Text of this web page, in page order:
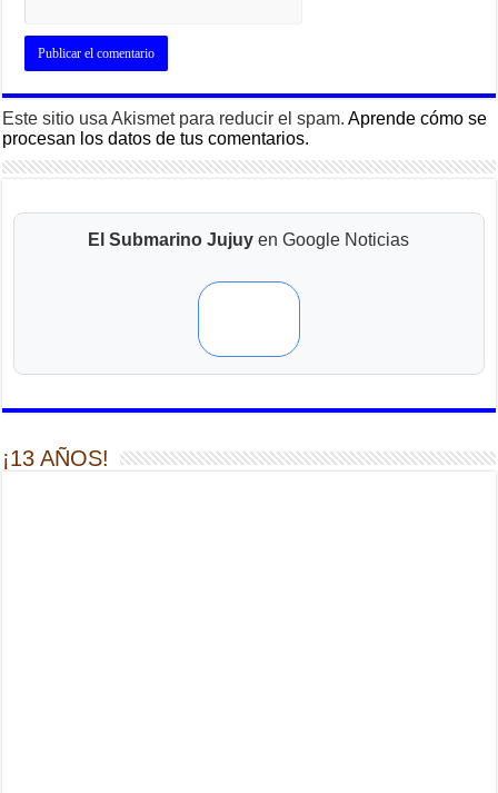
Este sitio usa Akismet para reducir el spam.Aprende cómo se
procesan los datos de tus comentarios.
El Submarino Jujuy en Google Noticias
¡13 AÑOS!